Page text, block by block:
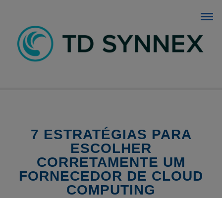
BLOG TD SYNNEX
7 ESTRATÉGIAS PARA
ESCOLHER
CORRETAMENTE UM
FORNECEDOR DE CLOUD
COMPUTING